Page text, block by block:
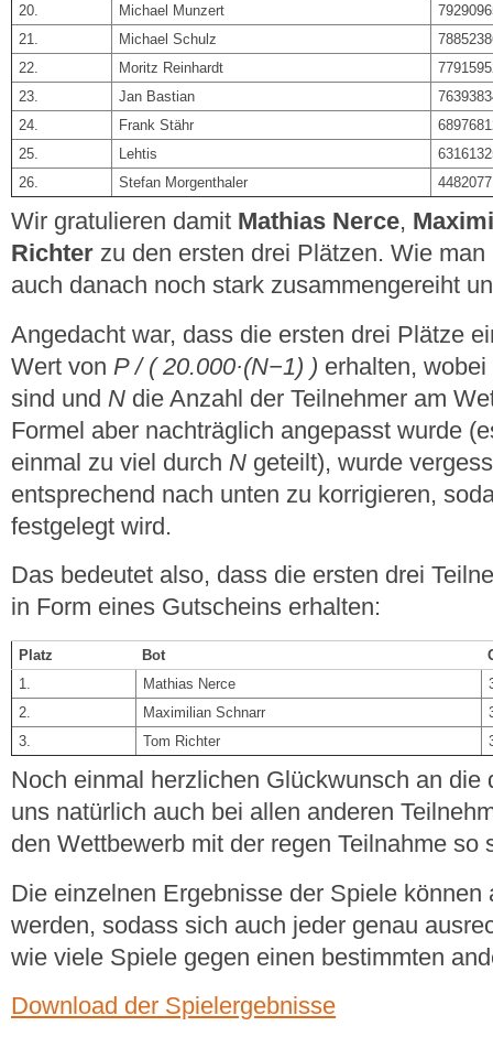
20.
Michael Munzert
21.
Michael Schulz
22.
Moritz Reinhardt
23.
Jan Bastian
24.
Frank Stähr
25.
Lehtis
26.
Stefan Morgenthaler
Wir gratulieren damit Mathias Nerce,
Richter zu den ersten drei Plätzen. Wie
auch danach noch stark zusammengereiht
Angedacht war, dass die ersten drei Plätze
Wert von P / ( 20.000·(N−1) ) erhalten,
sind und N die Anzahl der Teilnehmer am
Formel aber nachträglich angepasst wurde
einmal zu viel durch N geteilt), wurde
entsprechend nach unten zu korrigieren,
festgelegt wird.
Das bedeutet also, dass die ersten drei
in Form eines Gutscheins erhalten:
Platz Bot
1.
Mathias Nerce
2.
Maximilian Schnarr
3.
Tom Richter
Noch einmal herzlichen Glückwunsch an die
uns natürlich auch bei allen anderen
den Wettbewerb mit der regen Teilnahme so
Die einzelnen Ergebnisse der Spiele können
werden, sodass sich auch jeder genau
wie viele Spiele gegen einen bestimmten
Download der Spielergebnisse